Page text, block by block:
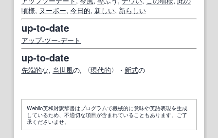
頃様, ヌーボー, 今日的, 新しい, 新らしい
up-to-date
アップ‐ツー‐デート
up‐to‐date
先端的な, 当世風の, 〈現代的〉・ 新式の
Weblio英和対訳辞書はプログラムで機械的に意味や英語表現を生成
しているため、不適切な項目が含まれていることもあります。ご了
承くださいませ。